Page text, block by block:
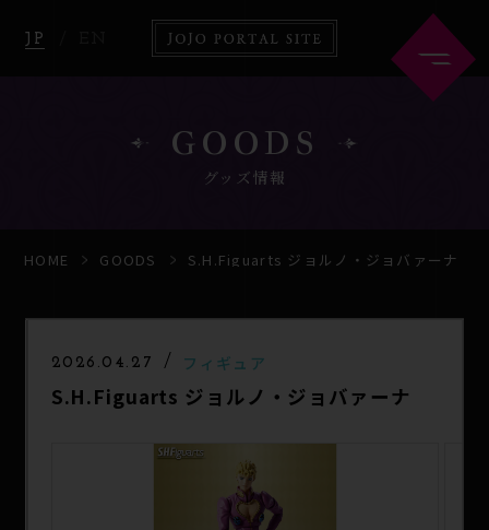
JP
HOME ABOUT
GOODS
グッズ情報
HOME GOODS S.H.Figuarts ジョルノ・ジョバァーナ
2026.04.27 フィギュア
S.H.Figuarts ジョルノ・ジョバァーナ